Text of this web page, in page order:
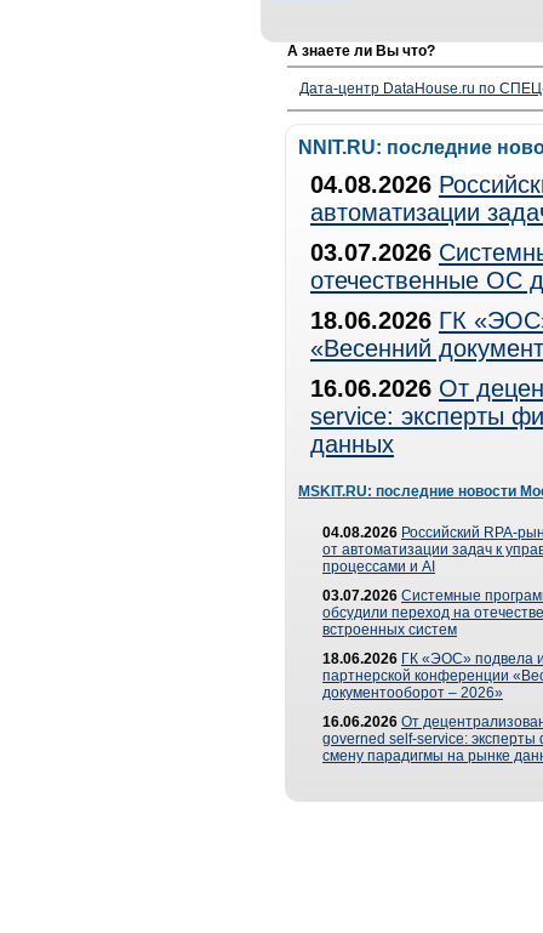
А знаете ли Вы что?
Дата-центр DataHouse.ru по
NNIT.RU: последние
04.08.2026
автоматизации
03.07.2026
отечественные ОС
18.06.2026 ГК
«Весенний
16.06.2026 От
service: эксперты
данных
MSKIT.RU: последние новости
04.08.2026 Российский RPA-
от автоматизации задач к
процессами и AI
03.07.2026 Системные
обсудили переход на
встроенных систем
18.06.2026 ГК «ЭОС» подвела
партнерской конференции
документооборот – 2026»
16.06.2026 От
governed self-service: эксперты
смену парадигмы на рынке